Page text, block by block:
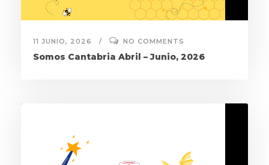
11 JUNIO, 2026 NO COMMENTS
Somos Cantabria Abril – Junio, 2026